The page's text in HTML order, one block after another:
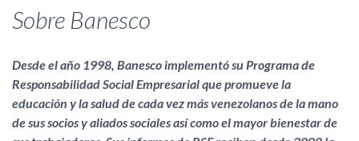
Sobre Banesco
Desde el año 1998, Banesco implementó su Programa de
Responsabilidad Social Empresarial que promueve la
educación y la salud de cada vez más venezolanos de la mano
de sus socios y aliados sociales así como el mayor bienestar de